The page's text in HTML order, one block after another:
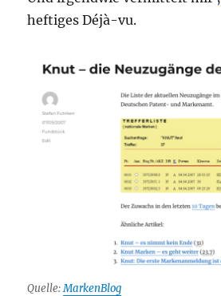
heftiges Déjà-vu.
Quelle:MarkenBlog